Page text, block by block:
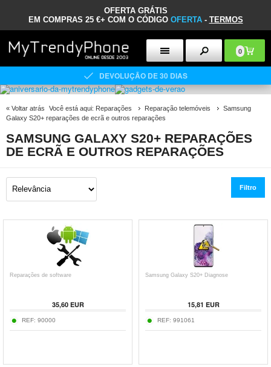
OFERTA GRÁTIS
EM COMPRAS 25 €+ COM O CÓDIGO OFERTA- TERMOS
0
DEVOLUÇÃO DE 30 DIAS
« Voltar atrás Você está aqui: Reparações Reparação telemóveis
Samsung
Galaxy S20+ reparações de ecrã e outros reparações
SAMSUNG GALAXY S20+ REPARAÇÕES
DE ECRÃ E OUTROS REPARAÇÕES
Filtro
Reparações de software
35,60 EUR
REF: 90000
Samsung Galaxy S20+ Diagnose
15,81 EUR
REF: 991061